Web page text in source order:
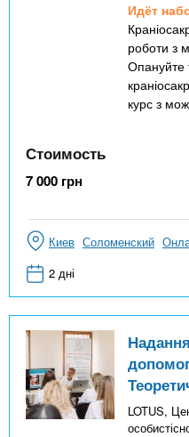
Идёт
роботи з
Опануйте
курс з
Стоимость
7 000 грн
Киев Соломенский
2 дні
LOTUS,